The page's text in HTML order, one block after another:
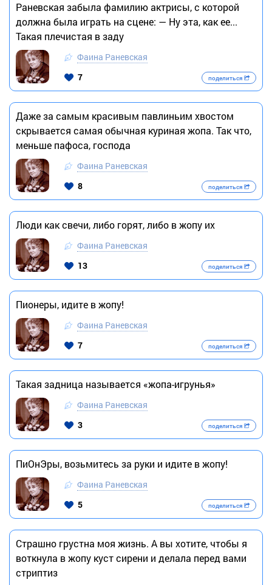
Раневская забыла фамилию актрисы, с которой
должна была играть на сцене: — Ну эта, как ее...
Такая плечистая в заду
Фаина Раневская
7
поделиться
Даже за самым красивым павлиньим хвостом
скрывается самая обычная куриная жопа. Так что,
меньше пафоса, господа
Фаина Раневская
8
поделиться
Люди как свечи, либо горят, либо в жопу их
Фаина Раневская
13
поделиться
Пионеры, идите в жопу!
Фаина Раневская
7
поделиться
Такая задница называется «жопа-игрунья»
Фаина Раневская
3
поделиться
ПиОнЭры, возьмитесь за руки и идите в жопу!
Фаина Раневская
5
поделиться
Страшно грустна моя жизнь. А вы хотите, чтобы я
воткнула в жопу куст сирени и делала перед вами
стриптиз